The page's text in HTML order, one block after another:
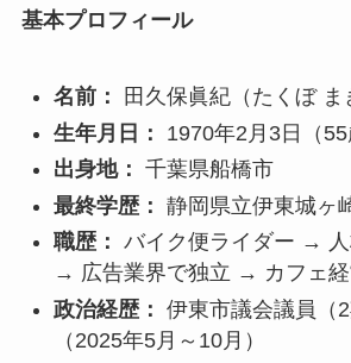
基本プロフィール
名前：
田久保眞紀（たくぼ ま
生年月日：
1970年2月3日（55
出身地： 千葉県船橋市
最終学歴： 静岡県立伊東城ヶ
職歴： バイク便ライダー →
→ 広告業界で独立 → カフェ
政治経歴： 伊東市議会議員（
（2025年5月～10月）